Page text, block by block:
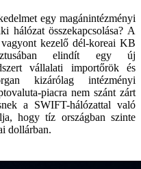
egy magánintézményi
hálózat összekapcsolása? A
kezelő dél-koreai KB
elindít egy új
vállalati importőrök és
kizárólag intézményi
piacra nem szánt zárt
a SWIFT-hálózattal való
hogy tíz országban szinte
dollárban.